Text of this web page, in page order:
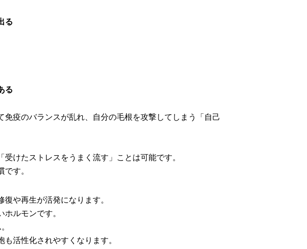
る
る
疫のバランスが乱れ、自分の毛根を攻撃してしまう「自己
けたストレスをうまく流す」ことは可能です。
す。
や再生が活発になります。
ルモンです。
活性化されやすくなります。